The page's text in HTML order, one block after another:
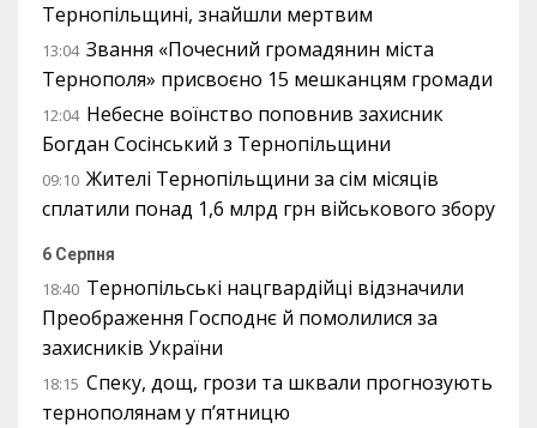
Тернопільщині, знайшли мертвим
13:04 Звання «Почесний громадянин міста
Тернополя» присвоєно 15 мешканцям громади
12:04 Небесне воїнство поповнив захисник
Богдан Сосінський з Тернопільщини
09:10 Жителі Тернопільщини за сім місяців
сплатили понад 1,6 млрд грн військового збору
6 Серпня
18:40 Тернопільські нацгвардійці відзначили
Преображення Господнє й помолилися за
захисників України
18:15 Спеку, дощ, грози та шквали прогнозують
тернополянам у п’ятницю